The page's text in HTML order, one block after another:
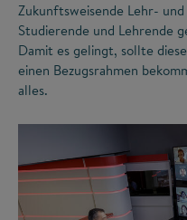
Zukunftsweisende Lehr-
Studierende und Lehrende
Damit es gelingt, sollte
einen Bezugsrahmen
alles.